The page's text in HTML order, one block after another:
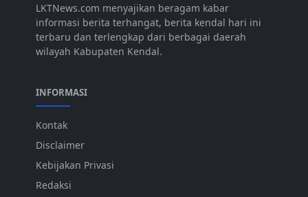
LKTNews.com menyajikan beragam kabar
informasi berita terhangat, berita kendal hari ini
terbaru dan terlengkap dari berbagai daerah
wilayah Kabupaten Kendal.
INFORMASI
Kontak
Disclaimer
Kebijakan Privasi
Redaksi